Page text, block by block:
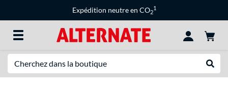
Expédition neutre en CO2
1